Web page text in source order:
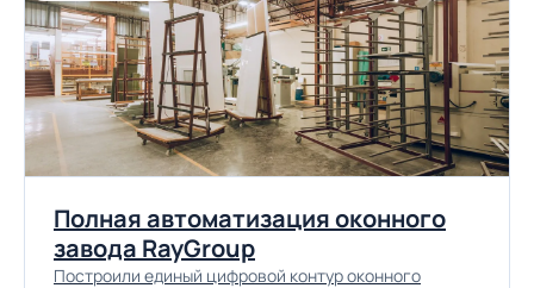
Полная автоматизация оконного
завода RayGroup
Построили единый цифровой контур оконного